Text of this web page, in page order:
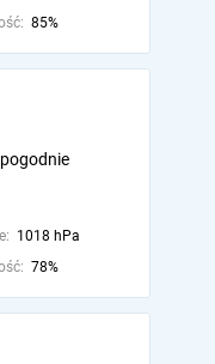
85%
1018 hPa
78%